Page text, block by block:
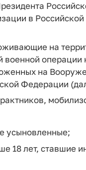
в
на
операции
на
Федерации
усыновленные;
18 лет, ставшие